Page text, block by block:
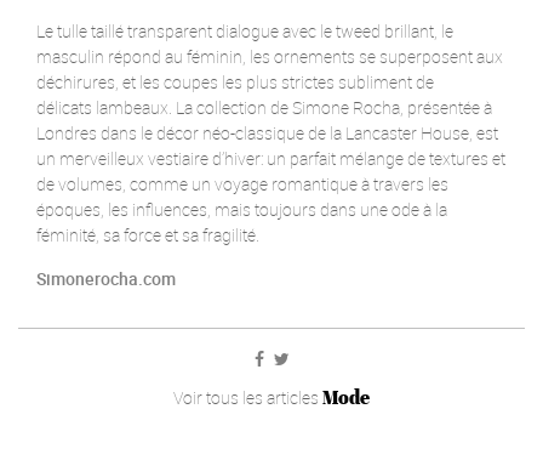
Le tulle taillé transparent dialogue avec le tweed brillant, le
masculin répond au féminin, les ornements se superposent aux
déchirures, et les coupes les plus strictes subliment de
délicats lambeaux. La collection de Simone Rocha, présentée à
Londres dans le décor néo-classique de la Lancaster House, est
un merveilleux vestiaire d’hiver: un parfait mélange de textures et
de volumes, comme un voyage romantique à travers les
époques, les influences, mais toujours dans une ode à la
féminité, sa force et sa fragilité.
Simonerocha.com
Voir tous les articles Mode